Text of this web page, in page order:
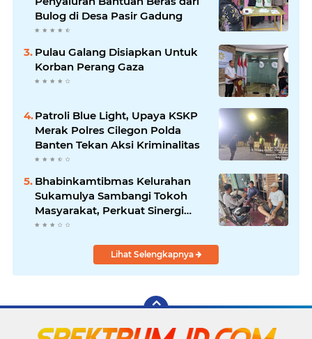
Bulog di Desa Pasir Gadung
Pulau Galang Disiapkan Untuk
Korban Perang Gaza
Patroli Blue Light, Upaya KSKP
Merak Polres Cilegon Polda
Banten Tekan Aksi Kriminalitas
Bhabinkamtibmas Kelurahan
Sukamulya Sambangi Tokoh
Masyarakat, Perkuat Sinergi
Jaga Kamtibmas
Lihat Selengkapnya